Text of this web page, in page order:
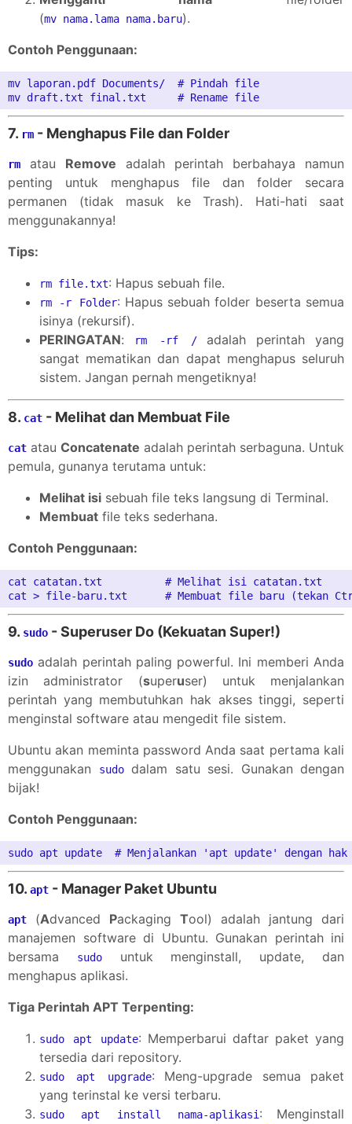
(mv nama.lama nama.baru).
Contoh Penggunaan:
mv laporan.pdf Documents/  # Pindah file
7. rm - Menghapus File dan Folder
rm atau Remove adalah perintah berbahaya namun
penting untuk menghapus file dan folder secara
permanen (tidak masuk ke Trash). Hati-hati saat
menggunakannya!
Tips:
rm file.txt: Hapus sebuah file.
rm -r Folder: Hapus sebuah folder beserta semua
isinya (rekursif).
PERINGATAN: rm -rf /adalah perintah yang
sangat mematikan dan dapat menghapus seluruh
sistem. Jangan pernah mengetiknya!
8. cat - Melihat dan Membuat File
cat atau Concatenate adalah perintah serbaguna. Untuk
pemula, gunanya terutama untuk:
Melihat isi sebuah file teks langsung di Terminal.
Membuat file teks sederhana.
Contoh Penggunaan:
cat catatan.txt          # Melihat isi catatan.txt
9. sudo - Superuser Do (Kekuatan Super!)
sudo adalah perintah paling powerful. Ini memberi Anda
izin administrator (superuser) untuk menjalankan
perintah yang membutuhkan hak akses tinggi, seperti
menginstal software atau mengedit file sistem.
Ubuntu akan meminta password Anda saat pertama kali
menggunakan
sudodalam satu sesi. Gunakan dengan
bijak!
Contoh Penggunaan:
10. apt - Manager Paket Ubuntu
apt (Advanced Packaging Tool) adalah jantung dari
manajemen software di Ubuntu. Gunakan perintah ini
bersama
sudountuk menginstall, update, dan
menghapus aplikasi.
Tiga Perintah APT Terpenting:
sudo apt update: Memperbarui daftar paket yang
tersedia dari repository.
sudo apt upgrade: Meng-upgrade semua paket
yang terinstal ke versi terbaru.
sudo apt install nama-aplikasi: Menginstall